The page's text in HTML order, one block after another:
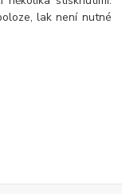
lak není nutné